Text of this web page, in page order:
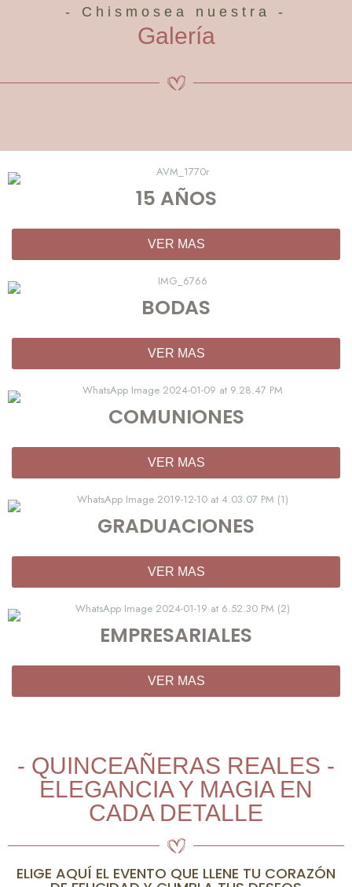
- Chismosea nuestra -
Galería
15 AÑOS
VER MAS
BODAS
VER MAS
COMUNIONES
VER MAS
GRADUACIONES
VER MAS
EMPRESARIALES
VER MAS
- QUINCEAÑERAS REALES -
ELEGANCIA Y MAGIA EN
CADA DETALLE
ELIGE AQUÍ EL EVENTO QUE LLENE TU CORAZÓN